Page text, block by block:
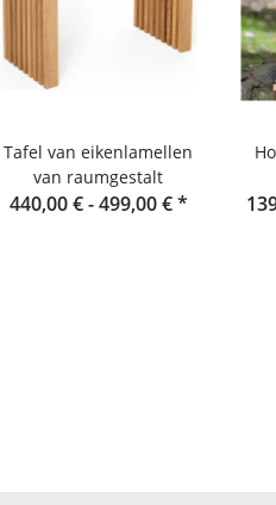
Tafel van eikenlamellen
van raumgestalt
440,00 € -499,00 €*